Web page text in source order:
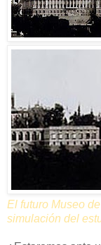
El futuro Museo
simulación del